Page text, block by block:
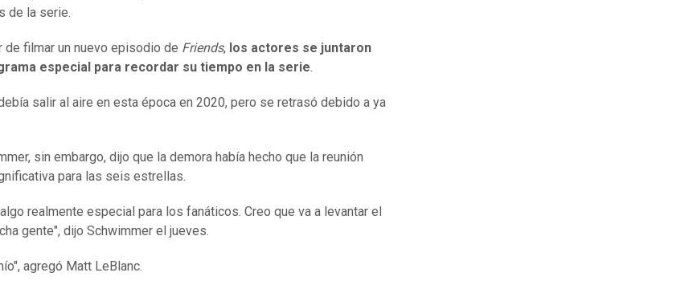
de la serie.
de filmar un nuevo episodio de Friends, los actores se juntaron
especial para recordar su tiempo en la serie.
salir al aire en esta época en 2020, pero se retrasó debido a ya
sin embargo, dijo que la demora había hecho que la reunión
para las seis estrellas.
realmente especial para los fanáticos. Creo que va a levantar el
gente", dijo Schwimmer el jueves.
agregó Matt LeBlanc.